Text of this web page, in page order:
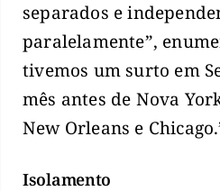
separados e
paralelamente”,
tivemos um surto em
mês antes de Nova
New Orleans e
Isolamento